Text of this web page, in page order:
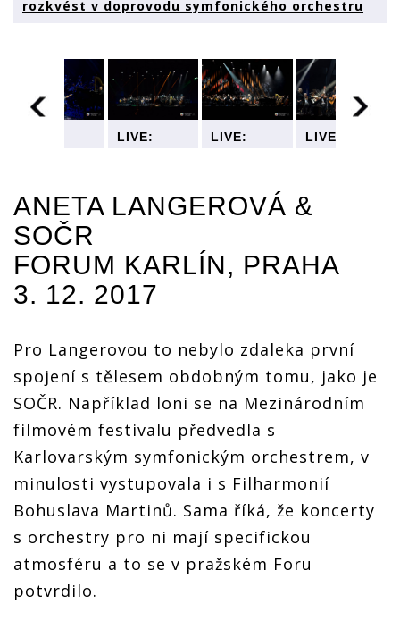
rozkvést v doprovodu symfonického orchestru
své písně
rozkvést v
doprovodu
symfonického
orchestru
LIVE:
své písně
rozkvést v
symfonického
orchestru
LIVE:
své písně
rozkvést v
orchestru
LIVE:
své písně
rozkvést v
orchestru
ANETA LANGEROVÁ &
SOČR
FORUM KARLÍN, PRAHA
3. 12. 2017
Pro Langerovou to nebylo zdaleka první
spojení s tělesem obdobným tomu, jako je
SOČR. Například loni se na Mezinárodním
filmovém festivalu předvedla s
Karlovarským symfonickým orchestrem, v
minulosti vystupovala i s Filharmonií
Bohuslava Martinů. Sama říká, že koncerty
s orchestry pro ni mají specifickou
atmosféru a to se v pražském Foru
potvrdilo.